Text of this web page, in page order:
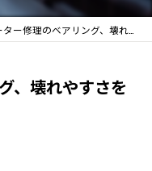
修理のベアリング、壊れやすさを解決する対応策とは？
、壊れやすさを